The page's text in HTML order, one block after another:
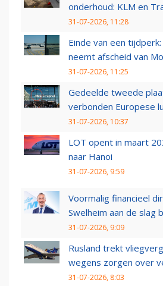
onderhoud: KLM en
31-07-2026, 11:28
Einde van een
neemt afscheid van
31-07-2026, 11:25
Gedeelde tweede
verbonden Europese
31-07-2026, 10:37
LOT opent in maart
naar Hanoi
31-07-2026, 9:59
Voormalig financieel
Swelheim aan de slag
31-07-2026, 9:09
Rusland trekt
wegens zorgen over
31-07-2026, 8:03